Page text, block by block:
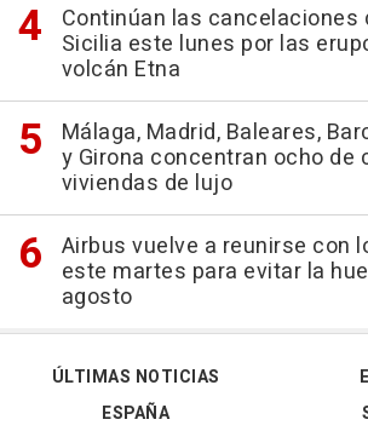
Continúan las cancelaciones
Sicilia este lunes por las
volcán Etna
Málaga, Madrid, Baleares,
y Girona concentran ocho de
viviendas de lujo
Airbus vuelve a reunirse con
este martes para evitar la
agosto
ÚLTIMAS NOTICIAS
ESPAÑA